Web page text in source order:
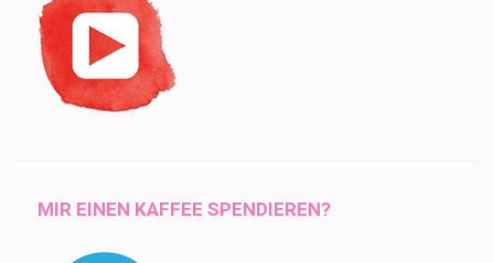
MIR EINEN KAFFEE SPENDIEREN?